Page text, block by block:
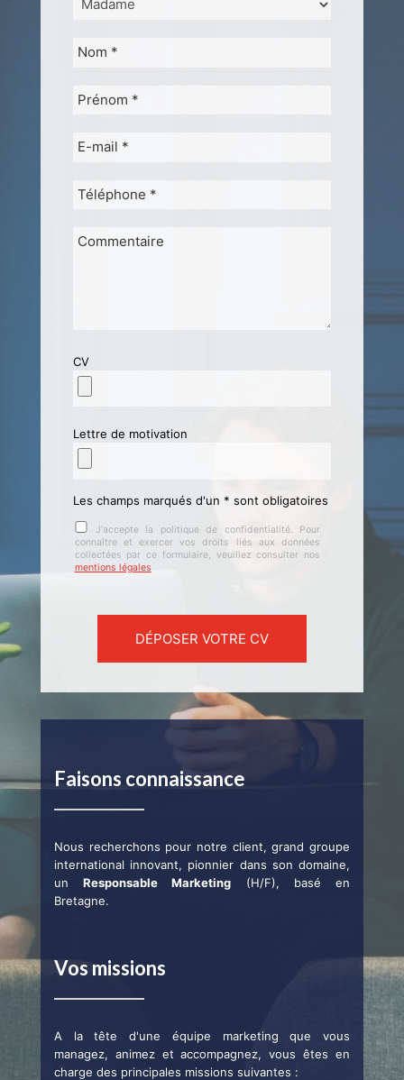
CV
Lettre de motivation
Les champs marqués d'un * sont obligatoires
J'accepte la politique de confidentialité. Pour
connaître et exercer vos droits liés aux données
collectées par ce formulaire, veuillez consulter nos
mentions légales
Veuillez laisser ce champ vide.
Faisons connaissance
Nous recherchons pour notre client, grand groupe
international innovant, pionnier dans son domaine,
unResponsable Marketing (H/F), basé en
Bretagne.
Vos missions
A la tête d'une équipe marketing que vous
managez, animez et accompagnez, vous êtes en
charge des principales missions suivantes :